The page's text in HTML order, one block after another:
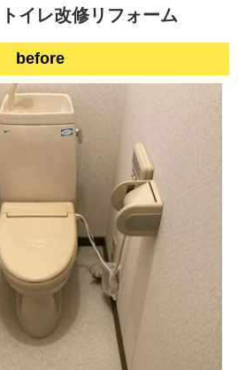
イレ改修リフォーム
before